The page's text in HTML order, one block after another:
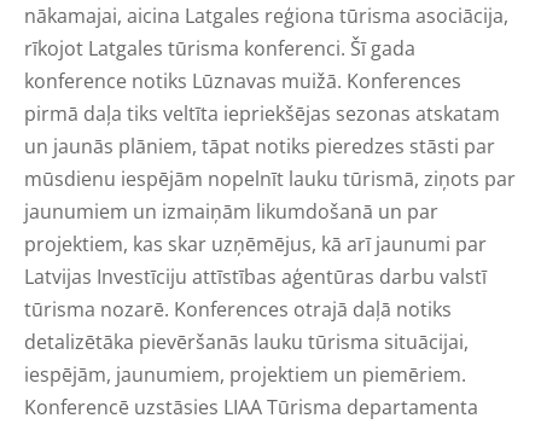
nākamajai, aicina Latgales reģiona tūrisma asociācija,
rīkojot Latgales tūrisma konferenci. Šī gada
konference notiks Lūznavas muižā. Konferences
pirmā daļa tiks veltīta iepriekšējas sezonas atskatam
un jaunās plāniem, tāpat notiks pieredzes stāsti par
mūsdienu iespējām nopelnīt lauku tūrismā, ziņots par
jaunumiem un izmaiņām likumdošanā un par
projektiem, kas skar uzņēmējus, kā arī jaunumi par
Latvijas Investīciju attīstības aģentūras darbu valstī
tūrisma nozarē. Konferences otrajā daļā notiks
detalizētāka pievēršanās lauku tūrisma situācijai,
iespējām, jaunumiem, projektiem un piemēriem.
Konferencē uzstāsies LIAA Tūrisma departamenta